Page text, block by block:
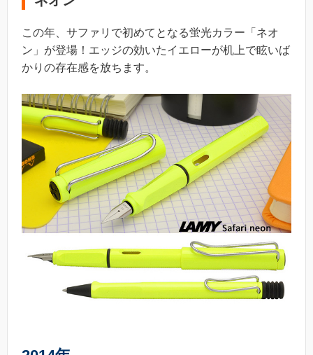
この年、サファリで初めてとなる蛍光カラー「ネオ
ン」が登場！エッジの効いたイエローが机上で眩いば
かりの存在感を放ちます。